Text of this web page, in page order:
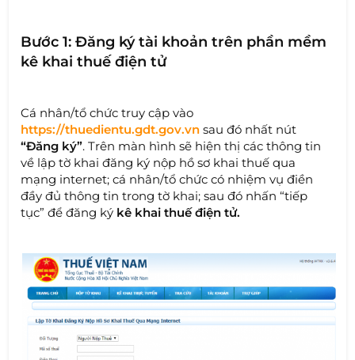
Bước 1: Đăng ký tài khoản trên phần mềm
kê khai thuế điện tử
Cá nhân/tổ chức truy cập vào
https://thuedientu.gdt.gov.vn sau đó nhất nút
“Đăng ký”. Trên màn hình sẽ hiện thị các thông tin
về lập tờ khai đăng ký nộp hồ sơ khai thuế qua
mạng internet; cá nhân/tổ chức có nhiệm vụ điền
đầy đủ thông tin trong tờ khai; sau đó nhấn “tiếp
tục” để đăng ký kê khai thuế điện tử.